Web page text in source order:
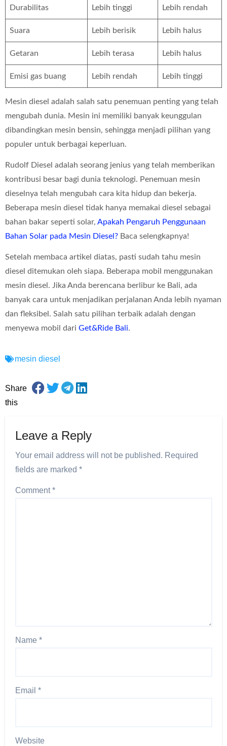
Durabilitas Lebih tinggi Lebih rendah
Suara Lebih berisik Lebih halus
Getaran Lebih terasa Lebih halus
Emisi gas buang Lebih rendah Lebih tinggi
Mesin diesel adalah salah satu penemuan penting yang telah
mengubah dunia. Mesin ini memiliki banyak keunggulan
dibandingkan mesin bensin, sehingga menjadi pilihan yang
populer untuk berbagai keperluan.
Rudolf Diesel adalah seorang jenius yang telah memberikan
kontribusi besar bagi dunia teknologi. Penemuan mesin
dieselnya telah mengubah cara kita hidup dan bekerja.
Beberapa mesin diesel tidak hanya memakai diesel sebagai
bahan bakar seperti solar, Apakah Pengaruh Penggunaan
Bahan Solar pada Mesin Diesel? Baca selengkapnya!
Setelah membaca artikel diatas, pasti sudah tahu mesin
diesel ditemukan oleh siapa. Beberapa mobil menggunakan
mesin diesel. Jika Anda berencana berlibur ke Bali, ada
banyak cara untuk menjadikan perjalanan Anda lebih nyaman
dan fleksibel. Salah satu pilihan terbaik adalah dengan
menyewa mobil dari Get&Ride Bali.
mesin diesel
Share
this
Leave a Reply
Your email address will not be published. Required
fields are marked *
Comment*
Name *
Email *
Website